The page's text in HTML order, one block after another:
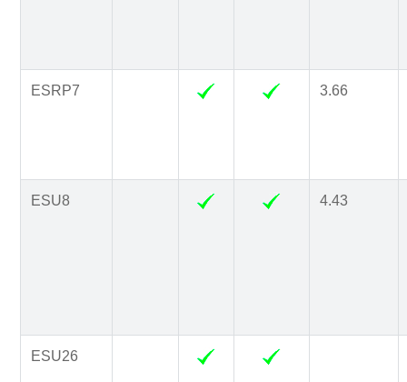
ESRP7 3.66
ESU8 4.43
ESU26